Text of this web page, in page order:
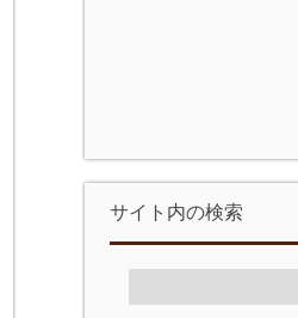
サイト内の検索